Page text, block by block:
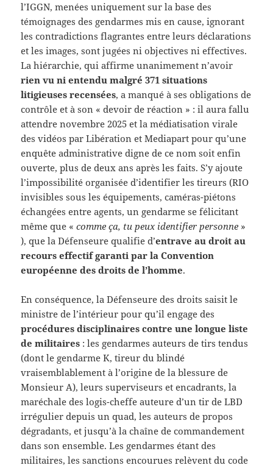
l’IGGN, menées uniquement sur la base des
témoignages des gendarmes mis en cause, ignorant
les contradictions flagrantes entre leurs déclarations
et les images, sont jugées ni objectives ni effectives.
La hiérarchie, qui affirme unanimement n’avoir
rien vu ni entendu malgré 371 situations
litigieuses recensées, a manqué à ses obligations de
contrôle et à son « devoir de réaction » : il aura fallu
attendre novembre 2025 et la médiatisation virale
des vidéos par Libération et Mediapart pour qu’une
enquête administrative digne de ce nom soit enfin
ouverte, plus de deux ans après les faits. S’y ajoute
l’impossibilité organisée d’identifier les tireurs (RIO
invisibles sous les équipements, caméras-piétons
échangées entre agents, un gendarme se félicitant
même que «comme ça, tu peux identifier personne »
), que la Défenseure qualifie d’entrave au droit au
recours effectif garanti par la Convention
européenne des droits de l’homme.
En conséquence, la Défenseure des droits saisit le
ministre de l’intérieur pour qu’il engage des
procédures disciplinaires contre une longue liste
de militaires : les gendarmes auteurs de tirs tendus
(dont le gendarme K, tireur du blindé
vraisemblablement à l’origine de la blessure de
Monsieur A), leurs superviseurs et encadrants, la
maréchale des logis-cheffe auteure d’un tir de LBD
irrégulier depuis un quad, les auteurs de propos
dégradants, et jusqu’à la chaîne de commandement
dans son ensemble. Les gendarmes étant des
militaires, les sanctions encourues relèvent du code